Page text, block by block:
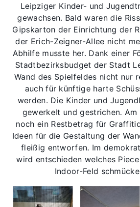
Leipziger Kinder- und
gewachsen. Bald waren die
Gipskarton der Einrichtung der
der Erich-Zeigner-Allee nicht
Abhilfe musste her. Dank einer
Stadtbezirksbudget der Stadt
Wand des Spielfeldes nicht nur
auch für künftige harte
werden. Die Kinder und
gewerkelt und gestrichen. Am
noch ein Restbetrag für
Ideen für die Gestaltung der
fleißig entworfen. Im
wird entschieden welches
Indoor-Feld